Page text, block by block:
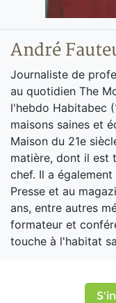
André
Journaliste de
au quotidien The
l'hebdo Habitabec
maisons saines et
Maison du 21e
matière, dont il est
chef. Il a
Presse et au
ans, entre autres
formateur et
touche à l'habitat